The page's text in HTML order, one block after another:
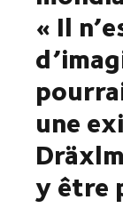
« Il
une
y être